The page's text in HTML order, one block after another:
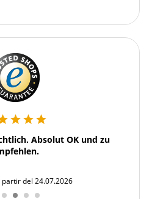
Absolut OK und zu
del 24.07.2026